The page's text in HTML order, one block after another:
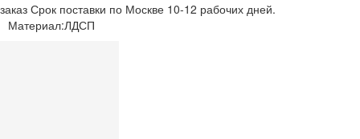
Срок поставки по Москве 10-12 рабочих дней.
Материал:ЛДСП